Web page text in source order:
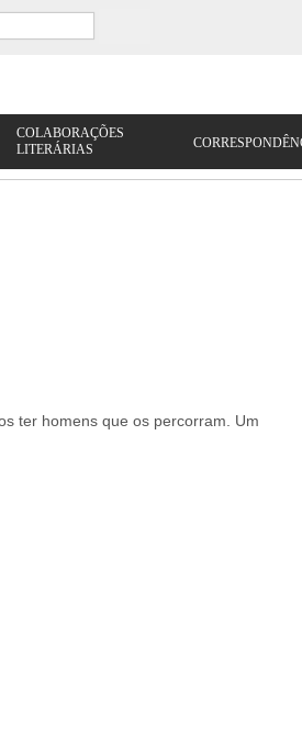
ter homens que os percorram. Um